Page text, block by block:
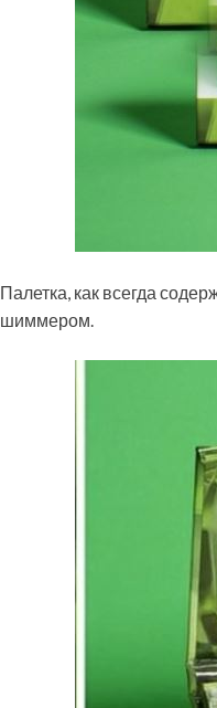
Палетка, как всегда
шиммером.